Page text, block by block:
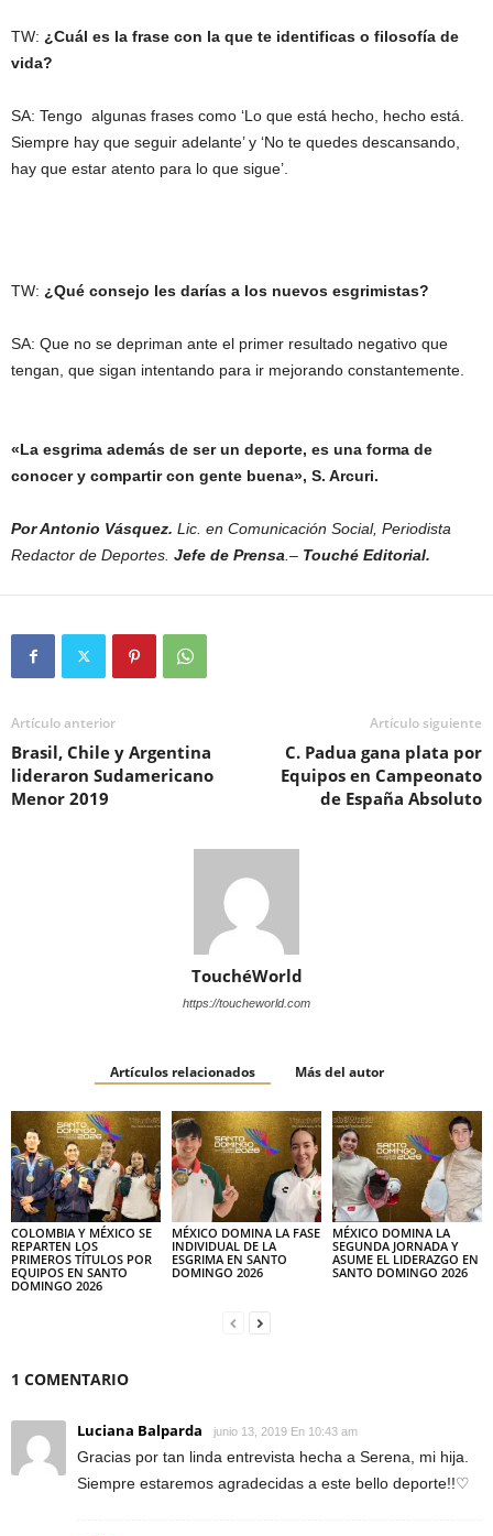
TW: ¿Cuál es la frase con la que te identificas o filosofía de
vida?
SA: Tengo algunas frases como ‘Lo que está hecho, hecho está.
Siempre hay que seguir adelante’ y ‘No te quedes descansando,
hay que estar atento para lo que sigue’.
TW: ¿Qué consejo les darías a los nuevos esgrimistas?
SA: Que no se depriman ante el primer resultado negativo que
tengan, que sigan intentando para ir mejorando constantemente.
«La esgrima además de ser un deporte, es una forma de
conocer y compartir con gente buena», S. Arcuri.
Por Antonio Vásquez. Lic. en Comunicación Social, Periodista
Redactor de Deportes. Jefe de Prensa .– Touché Editorial.
Artículo anterior
Brasil, Chile y Argentina
lideraron Sudamericano
Menor 2019
Artículo siguiente
C. Padua gana plata por
Equipos en Campeonato
de España Absoluto
TouchéWorld
https://toucheworld.com
Artículos relacionados Más del autor
COLOMBIA Y MÉXICO SE
REPARTEN LOS
PRIMEROS TÍTULOS POR
EQUIPOS EN SANTO
DOMINGO 2026
MÉXICO DOMINA LA FASE
INDIVIDUAL DE LA
ESGRIMA EN SANTO
DOMINGO 2026
MÉXICO DOMINA LA
SEGUNDA JORNADA Y
ASUME EL LIDERAZGO EN
SANTO DOMINGO 2026
1 COMENTARIO
Luciana Balparda junio 13, 2019 En 10:43 am
Gracias por tan linda entrevista hecha a Serena, mi hija.
Siempre estaremos agradecidas a este bello deporte!!♡